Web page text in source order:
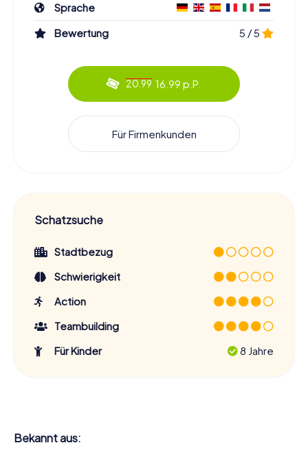
Sprache
Bewertung
5 / 5
20.99 16.99 p.P.
Für Firmenkunden
Schatzsuche
Stadtbezug
Schwierigkeit
Action
Teambuilding
Für Kinder
8 Jahre
Bekannt aus: